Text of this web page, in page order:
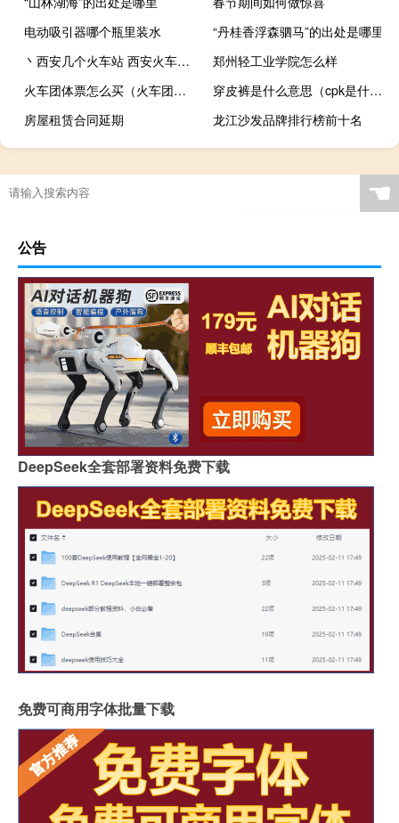
电动吸引器哪个瓶里装水
“丹桂香浮森驷马”的出处是哪里
丶西安几个火车站 西安火车站开始拆除
郑州轻工业学院怎么样
火车团体票怎么买（火车团体票怎么预定）
穿皮裤是什么意思（cpk是什么意思）
房屋租赁合同延期
龙江沙发品牌排行榜前十名
☚
公告
DeepSeek全套部署资料免费下载
免费可商用字体批量下载